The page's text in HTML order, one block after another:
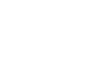
nuestro boletín.